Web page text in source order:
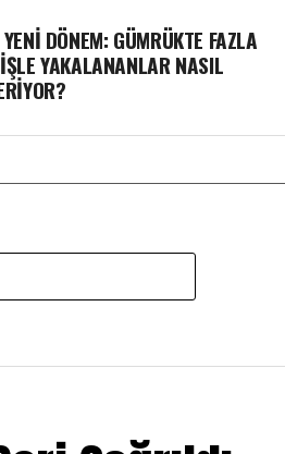
DÖNEM: GÜMRÜKTE FAZLA
YAKALANANLAR NASIL